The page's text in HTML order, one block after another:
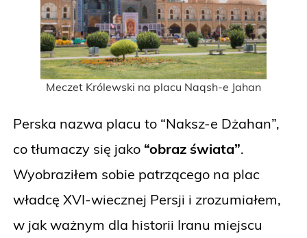
Meczet Królewski na placu Naqsh-e Jahan
Perska nazwa placu to “Naksz-e Dżahan”,
co tłumaczy się jako “obraz świata”.
Wyobraziłem sobie patrzącego na plac
władcę XVI-wiecznej Persji i zrozumiałem,
w jak ważnym dla historii Iranu miejscu